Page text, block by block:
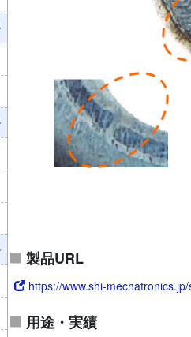
製品URL
https://www.shi-
用途・実績